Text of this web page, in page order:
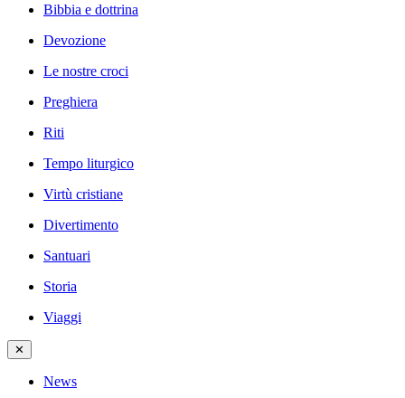
Bibbia e dottrina
Devozione
Le nostre croci
Preghiera
Riti
Tempo liturgico
Virtù cristiane
Divertimento
Santuari
Storia
Viaggi
✕
News